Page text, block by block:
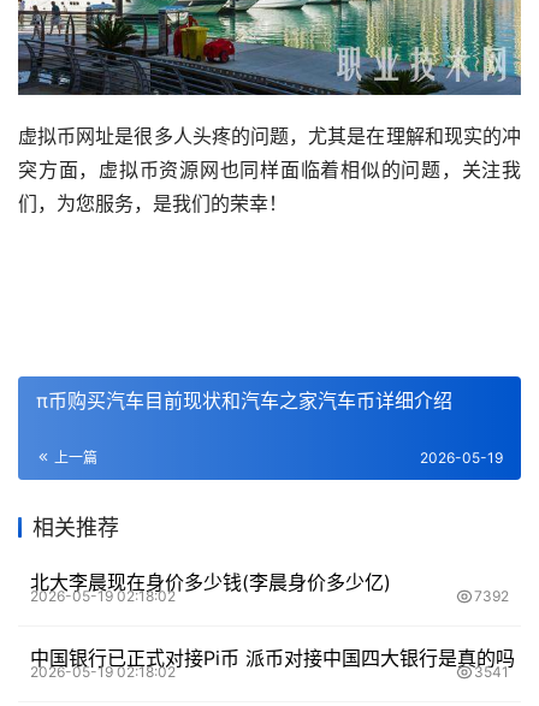
虚拟币网址是很多人头疼的问题，尤其是在理解和现实的冲
突方面，虚拟币资源网也同样面临着相似的问题，关注我
们，为您服务，是我们的荣幸！
π币购买汽车目前现状和汽车之家汽车币详细介绍
上一篇 2026-05-19
相关推荐
北大李晨现在身价多少钱(李晨身价多少亿)
2026-05-19 02:18:02 7392
中国银行已正式对接Pi币 派币对接中国四大银行是真的吗
2026-05-19 02:18:02 3541